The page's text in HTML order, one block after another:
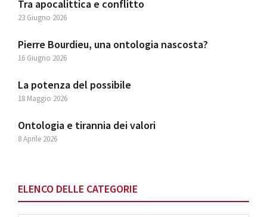
Tra apocalittica e conflitto
23 Giugno 2026
Pierre Bourdieu, una ontologia nascosta?
16 Giugno 2026
La potenza del possibile
18 Maggio 2026
Ontologia e tirannia dei valori
8 Aprile 2026
ELENCO DELLE CATEGORIE